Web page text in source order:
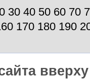
30 40 50 60 70
170 180 190